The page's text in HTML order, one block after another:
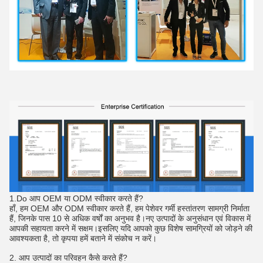
1.Do आप OEM या ODM स्वीकार करते हैं?
हाँ, हम OEM और ODM स्वीकार करते हैं, हम पेशेवर गर्मी हस्तांतरण सामग्री निर्माता
हैं, जिनके पास 10 से अधिक वर्षों का अनुभव है।नए उत्पादों के अनुसंधान एवं विकास में
आपकी सहायता करने में सक्षम।इसलिए यदि आपको कुछ विशेष सामग्रियों को जोड़ने की
आवश्यकता है, तो कृपया हमें बताने में संकोच न करें।
2. आप उत्पादों का परिवहन कैसे करते हैं?